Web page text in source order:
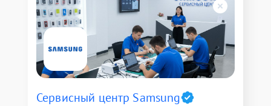
Сервисный центр Samsung